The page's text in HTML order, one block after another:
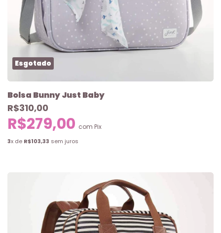
Esgotado
Bolsa Bunny Just Baby
R$310,00
R$279,00 com Pix
3x de R$103,33 sem juros